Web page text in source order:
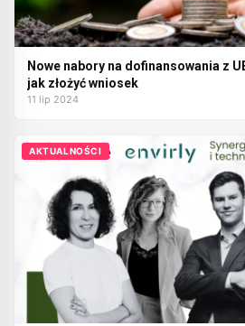
Nowe nabory na dofinansowania z
jak złożyć wniosek
11 lip 2024
AKTUALNOŚCI